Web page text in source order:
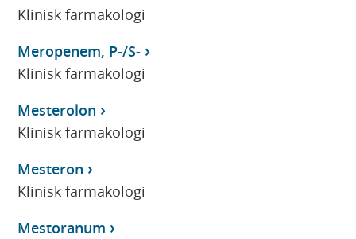
Klinisk farmakologi
Meropenem, P-/S-
Klinisk farmakologi
Mesterolon
Klinisk farmakologi
Mesteron
Klinisk farmakologi
Mestoranum